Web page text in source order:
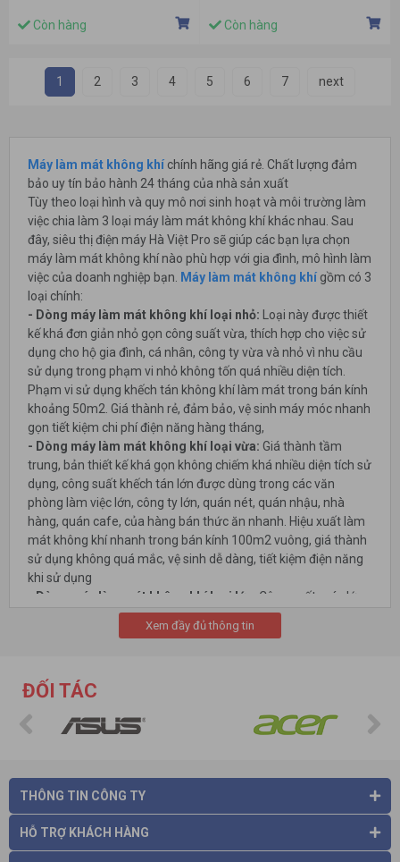
Còn hàng Còn hàng
1 2 3 4 5 6 7 next
Máy làm mát không khí chính hãng giá rẻ. Chất lượng đảm
bảo uy tín bảo hành 24 tháng của nhà sản xuất
Tùy theo loại hình và quy mô nơi sinh hoạt và môi trường làm
việc chia làm 3 loại máy làm mát không khí khác nhau. Sau
đây, siêu thị điện máy Hà Việt Pro sẽ giúp các bạn lựa chọn
máy làm mát không khí nào phù hợp với gia đình, mô hình làm
việc của doanh nghiệp bạn. Máy làm mát không khí gồm có 3
loại chính:
- Dòng máy làm mát không khí loại nhỏ: Loại này được thiết
kế khá đơn giản nhỏ gọn công suất vừa, thích hợp cho việc sử
dụng cho hộ gia đình, cá nhân, công ty vừa và nhỏ vì nhu cầu
sử dụng trong phạm vi nhỏ không tốn quá nhiều diện tích.
Phạm vi sử dụng khếch tán không khí làm mát trong bán kính
khoảng 50m2. Giá thành rẻ, đảm bảo, vệ sinh máy móc nhanh
gọn tiết kiệm chi phí điện năng hàng tháng,
- Dòng máy làm mát không khí loại vừa: Giá thành tầm
trung, bản thiết kế khá gọn không chiếm khá nhiều diện tích sử
dụng, công suất khếch tán lớn được dùng trong các văn
phòng làm việc lớn, công ty lớn, quán nét, quán nhậu, nhà
hàng, quán cafe, của hàng bán thức ăn nhanh. Hiệu xuất làm
mát không khí nhanh trong bán kính 100m2 vuông, giá thành
sử dụng không quá mắc, vệ sinh dễ dàng, tiết kiệm điện năng
khi sử dụng
- Dòng máy làm mát không khí loại lớn:
Công xuất máy lớn
độ khếch tán gió rộng. Bản thiết kế to so với 2 dòng loại nhỏ và
trung, độ khếch đại không khí làm mát mạnh lan tỏa nhanh
hơn 2 loại kia. Loại này thường được sử dụng nhiều trong các:
quy mô lớn, chi phí giá thành sử dụng cao, tiết kiệm điện năng
Xem đầy đủ thông tin
ĐỐI TÁC
THÔNG TIN CÔNG TY
HỖ TRỢ KHÁCH HÀNG